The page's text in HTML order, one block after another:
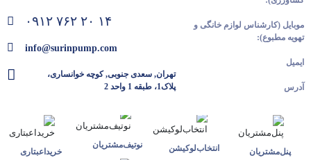
موبایل (کارشناس لوازم خانگی و
تهویه مطبوع):
ایمیل
آدرس
۰۹۱۲ ۷۶۲ ۲۰ ۱۴
info@surinpump.com
تهران, سعدی جنوبی, کوچه خوانساری،
پلاک1، طبقه 1 واحد 2
پنل‌مشتریان انتخاب‌لوکیشن نوتیف‌مشتریان
خرید‌اعبتاری